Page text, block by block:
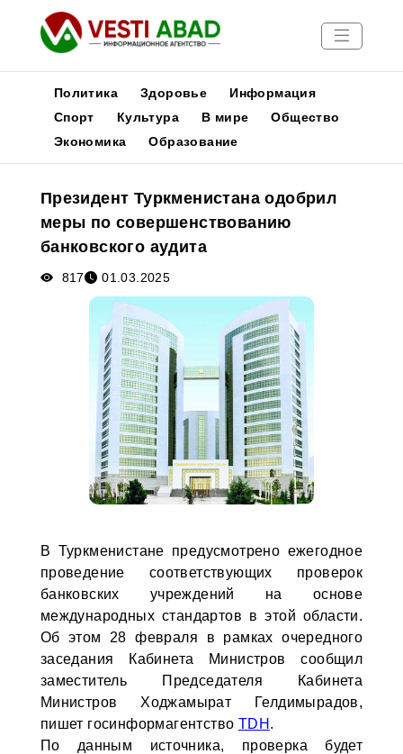
Новости
Медиа
Афиша
Политика Здоровье
Информация
Спорт
Культура В мире
Общество
Экономика
Образование
Президент Туркменистана одобрил
меры по совершенствованию
банковского аудита
817 01.03.2025
В Туркменистане предусмотрено ежегодное
проведение соответствующих проверок
банковских учреждений на основе
международных стандартов в этой области.
Об этом 28 февраля в рамках очередного
заседания Кабинета Министров сообщил
заместитель Председателя Кабинета
Министров Ходжамырат Гелдимырадов,
пишет госинформагентство TDH .
По данным источника, проверка будет